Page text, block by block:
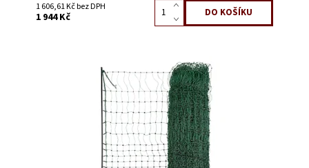
1 606,61 Kč bez DPH
1 944 Kč
Skladem 21
3638C